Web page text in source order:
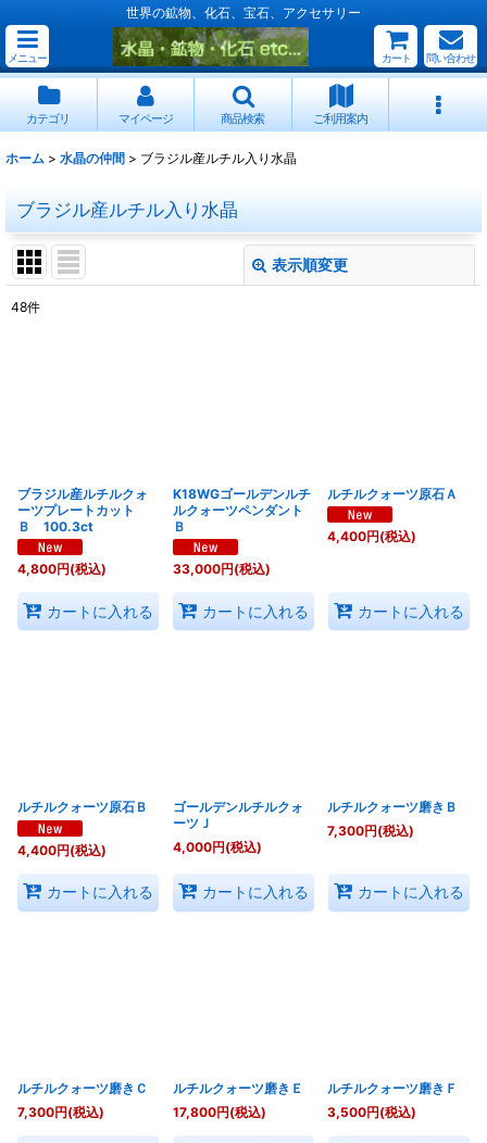
世界の鉱物、化石、宝石、アクセサリー
メニュー カート 問い合わせ
カテゴリ マイページ 商品検索 ご利用案内
ホーム > 水晶の仲間 > ブラジル産ルチル入り水晶
ブラジル産ルチル入り水晶
表示順変更
48件
ブラジル産ルチルクォ
ーツプレートカット
Ｂ 100.3ct
4,800円(税込)
カートに入れる
K18WGゴールデンルチ
ルクォーツペンダント
Ｂ
33,000円(税込)
カートに入れる
ルチルクォーツ原石Ａ
4,400円(税込)
カートに入れる
ルチルクォーツ原石Ｂ
4,400円(税込)
カートに入れる
ゴールデンルチルクォ
ーツＪ
4,000円(税込)
カートに入れる
ルチルクォーツ磨きＢ
7,300円(税込)
カートに入れる
ルチルクォーツ磨きＣ
7,300円(税込)
ルチルクォーツ磨きＥ
17,800円(税込)
ルチルクォーツ磨きＦ
3,500円(税込)